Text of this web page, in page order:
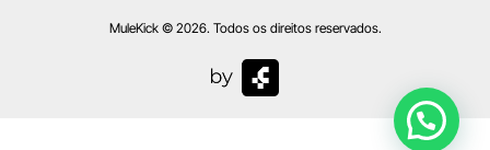
MuleKick © 2026. Todos os direitos reservados.